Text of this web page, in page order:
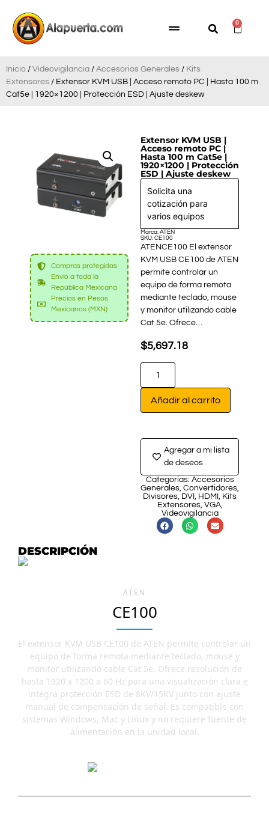
0
Inicio / Videovigilancia / Accesorios Generales / Kits
Extensores / Extensor KVM USB | Acceso remoto PC | Hasta 100 m
Cat5e | 1920×1200 | Protección ESD | Ajuste deskew
Compras protegidas
Envío a toda la
República Mexicana
Precios en Pesos
Mexicanos (MXN)
Extensor KVM USB |
Acceso remoto PC |
Hasta 100 m Cat5e |
1920×1200 | Protección
ESD | Ajuste deskew
Solicita una
cotización para
varios equipos
Marca: ATEN
SKU: CE100
ATENCE100 El extensor
KVM USB CE100 de ATEN
permite controlar un
equipo de forma remota
mediante teclado, mouse
y monitor utilizando cable
Cat 5e. Ofrece…
$5,697.18
Añadir al carrito
Agregar a mi lista
de deseos
Categorías: Accesorios
Generales, Convertidores,
Divisores, DVI , HDMI , Kits
Extensores, VGA,
Videovigilancia
DESCRIPCIÓN
ATEN
CE100
El extensor KVM USB CE100 de ATEN permite controlar un
equipo de forma remota mediante teclado, mouse y
monitor utilizando cable Cat 5e. Ofrece resolución de
hasta 1920 x 1200 a 60 Hz para una visualización clara e
integra protección ESD de 8KV/15KV junto con ajuste
manual de compensación de señal. Es compatible con
sistemas Windows, Mac y Linux y no requiere fuente de
alimentación en la unidad local.